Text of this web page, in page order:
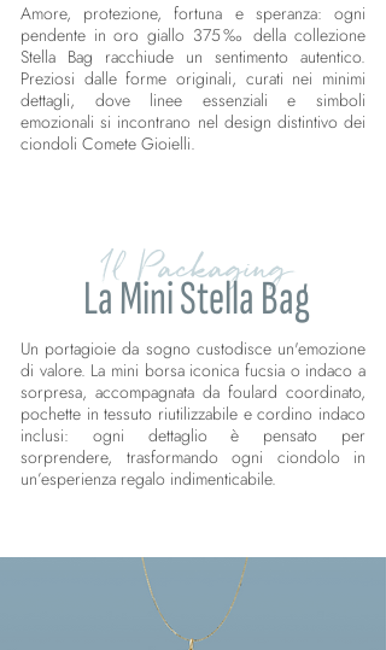
Amore, protezione, fortuna e speranza: ogni
pendente in oro giallo 375‰ della collezione
Stella Bag racchiude un sentimento autentico.
Preziosi dalle forme originali, curati nei minimi
dettagli, dove linee essenziali e simboli
emozionali si incontrano nel design distintivo dei
ciondoli Comete Gioielli.
Il Packaging
La Mini Stella Bag
Un portagioie da sogno custodisce un'emozione
di valore. La mini borsa iconica fucsia o indaco a
sorpresa, accompagnata da foulard coordinato,
pochette in tessuto riutilizzabile e cordino indaco
inclusi: ogni dettaglio è pensato per
sorprendere, trasformando ogni ciondolo in
un’esperienza regalo indimenticabile.